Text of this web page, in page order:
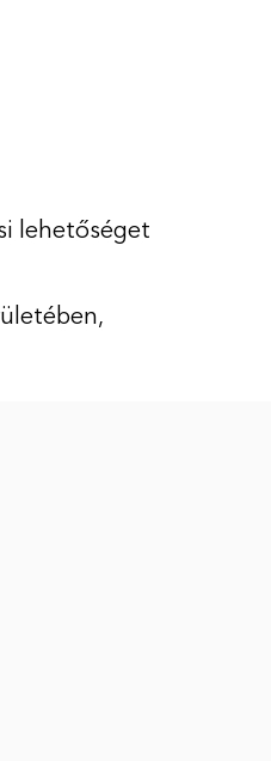
lehetőséget